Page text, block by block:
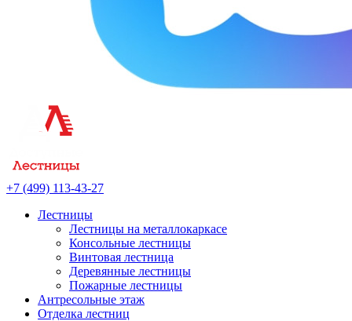
+7 (499) 113-43-27
Лестницы
Лестницы на металлокаркасе
Консольные лестницы
Винтовая лестница
Деревянные лестницы
Пожарные лестницы
Антресольные этаж
Отделка лестниц